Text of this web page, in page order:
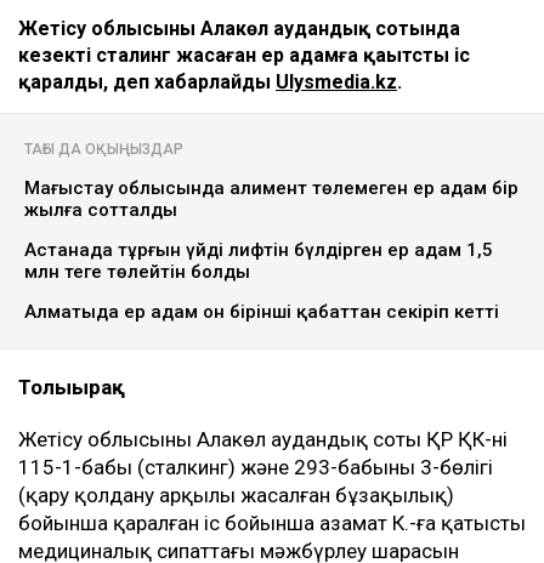
Жетісу облысының Алакөл аудандық сотында
кезекті сталинг жасаған ер адамға қаытсты іс
қаралды, деп хабарлайды Ulysmedia.kz.
ТАҒЫ ДА ОҚЫҢЫЗДАР
Маңғыстау облысында алимент төлемеген ер адам бір
жылға сотталды
Астанада тұрғын үйдің лифтін бүлдірген ер адам 1,5
млн теңге төлейтін болды
Алматыда ер адам он бірінші қабаттан секіріп кетті
Толығырақ
Жетісу облысының Алакөл аудандық соты ҚР ҚК-нің
115-1-бабы (сталкинг) және 293-бабының 3-бөлігі
(қару қолдану арқылы жасалған бұзақылық)
бойынша қаралған іс бойынша азамат К.-ға қатысты
медициналық сипаттағы мәжбүрлеу шарасын